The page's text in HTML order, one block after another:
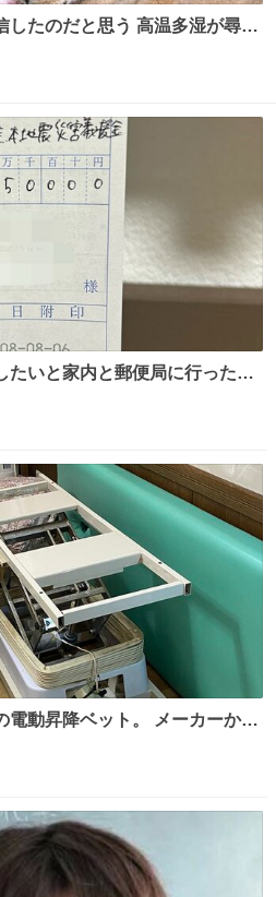
思う 高温多湿が尋常
に飼育の環境を見直して 動物の
体の識別は出来ません
たいと家内と郵便局に行ったみ
選択肢もあったと思うけど、
立てて欲しい、みんなも元気
た。
ベット。 メーカーから
父が治しま
いる横で、